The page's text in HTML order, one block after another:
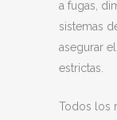
a fugas,
sistemas
asegurar
estrictas.
Todos los